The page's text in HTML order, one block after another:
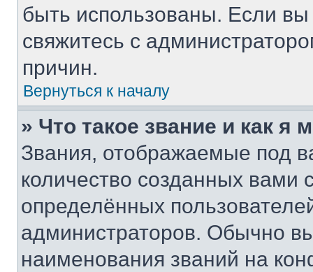
быть использованы. Если
свяжитесь с
причин.
Вернуться к началу
» Что такое звание и как я
Звания, отображаемые под
количество созданных
определённых
администраторов. Обычно
наименования званий на